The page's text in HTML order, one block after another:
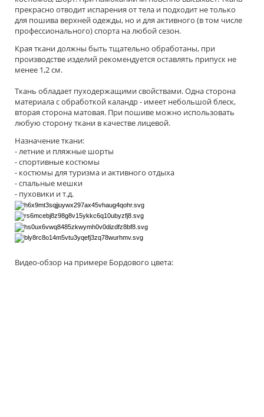
прекрасно отводит испарения от тела и подходит не только
для пошива верхней одежды, но и для активного (в том числе
профессионального) спорта на любой сезон.
Края ткани должны быть тщательно обработаны, при
производстве изделий рекомендуется оставлять припуск не
менее 1,2 см.
Ткань обладает пуходержащими свойствами. Одна сторона
материала с обработкой каландр - имеет небольшой блеск,
вторая сторона матовая. При пошиве можно использовать
любую сторону ткани в качестве лицевой.
Назначение ткани:
- летние и пляжные шорты
- спортивные костюмы
- костюмы для туризма и активного отдыха
- спальные мешки
- пуховики и т.д.
Видео-обзор на примере Бордового цвета: